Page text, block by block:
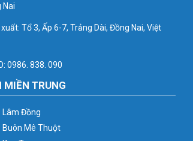
Nai
Tổ 3, Ấp 6-7, Trảng Dài, Đồng Nai, Việt
0986. 838. 090
MIỀN TRUNG
Lâm Đồng
Mê Thuột